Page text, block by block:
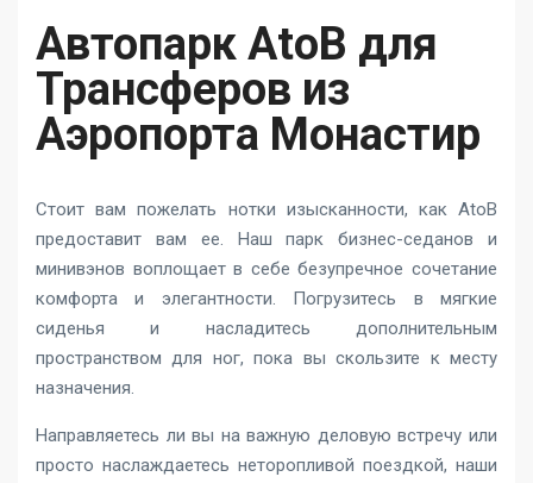
Автопарк AtoB для
Трансферов из
Аэропорта Монастир
Стоит вам пожелать нотки изысканности, как AtoB
предоставит вам ее. Наш парк бизнес-седанов и
минивэнов воплощает в себе безупречное сочетание
комфорта и элегантности. Погрузитесь в мягкие
сиденья и насладитесь дополнительным
пространством для ног, пока вы скользите к месту
назначения.
Направляетесь ли вы на важную деловую встречу или
просто наслаждаетесь неторопливой поездкой, наши